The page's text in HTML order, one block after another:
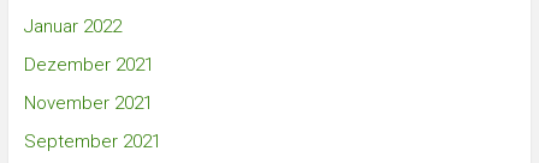
Januar 2022
Dezember 2021
November 2021
September 2021